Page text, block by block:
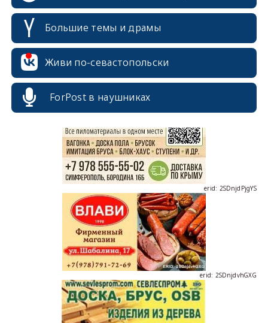
Большие темы и драмы
Живи по-севастопольски
ForPost в наушниках
erid: 2SDnjdPjgYS
erid: 2SDnjdvhGXG